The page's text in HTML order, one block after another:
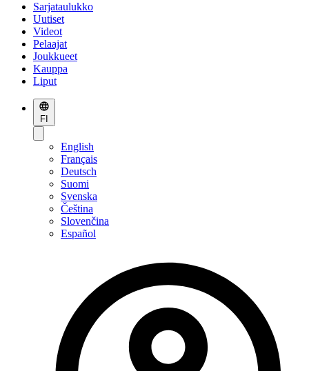
Sarjataulukko
Uutiset
Videot
Pelaajat
Joukkueet
Kauppa
Liput
FI
English
Français
Deutsch
Suomi
Svenska
Čeština
Slovenčina
Español